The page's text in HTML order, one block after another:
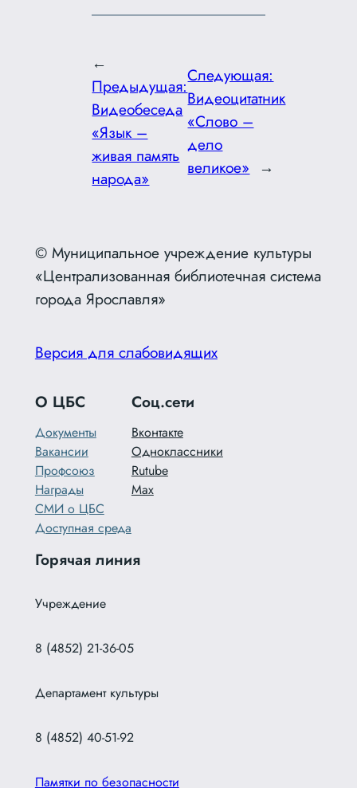
←
Предыдущая:
Видеобеседа
«Язык –
живая память
народа»
Следующая:
Видеоцитатник
«Слово –
дело
великое» →
© Муниципальное учреждение культуры
«Централизованная библиотечная система
города Ярославля»
Версия для слабовидящих
О ЦБС
Документы
Вакансии
Профсоюз
Награды
СМИ о ЦБС
Доступная среда
Соц.сети
Вконтакте
Одноклассники
Rutube
Max
Горячая линия
Учреждение
8 (4852) 21-36-05
Департамент культуры
8 (4852) 40-51-92
Памятки по безопасности